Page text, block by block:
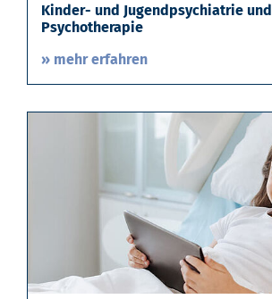
Kinder- und Jugendpsychiatrie und
Psychotherapie
» mehr erfahren